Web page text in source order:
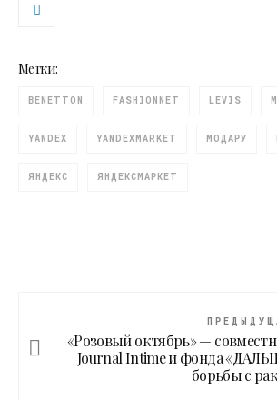
Метки:
BENETTON FASHIONNET LEVIS
YANDEX YANDEXMARKET МОДАРУ
ЯНДЕКС ЯНДЕКСМАРКЕТ
«Розовый октябрь» —
Journal Intime и фонда
борьбы с